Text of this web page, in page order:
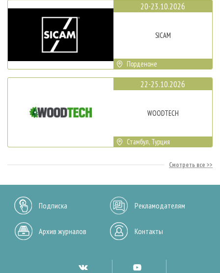
20-23.10.2026
SICAM
Порденоне
22-25.10.2026
WOODTECH
Стамбул, Турция
Смотреть все
Подписка Рекламодателям
Архив журналов Контакты